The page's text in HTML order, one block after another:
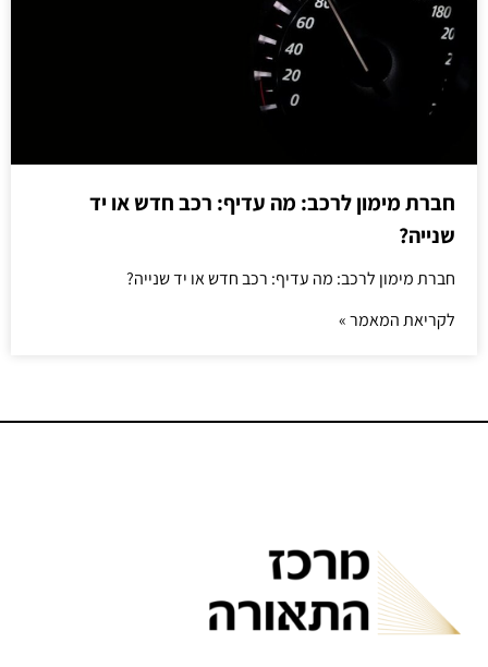
חברת מימון לרכב: מה עדיף: רכב חדש או יד
שנייה?
חברת מימון לרכב: מה עדיף: רכב חדש או יד שנייה?
לקריאת המאמר »